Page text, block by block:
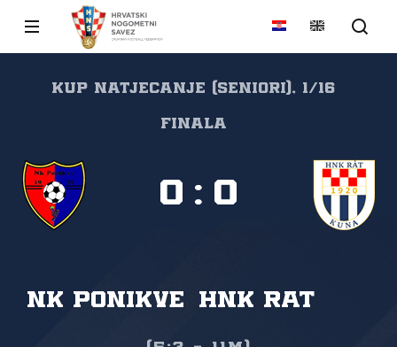
Kup natjecanje (seniori), 1/16
finala
NK Ponikve HNK Rat
0 : 0